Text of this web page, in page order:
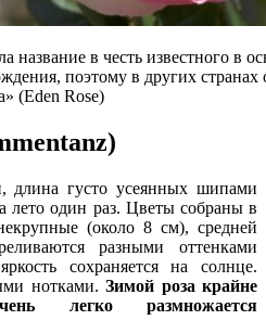
название в честь известного в
поэтому в других странах
(Eden Rose)
длина густо усеянных шипами
лето один раз. Цветы собраны в
(около 8 см), средней
разными оттенками
сохраняется на солнце.
нотками.Зимой роза крайне
легко размножается